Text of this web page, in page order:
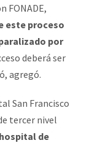
FONADE,
este proceso
por
deberá ser
agregó.
San Francisco
tercer nivel
de